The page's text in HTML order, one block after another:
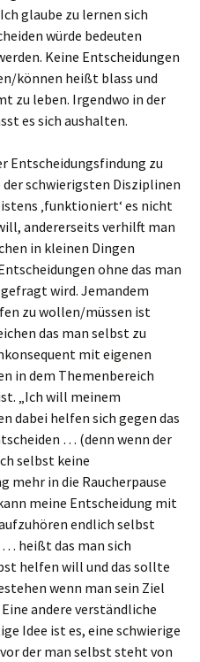
glaube zu lernen sich
würde bedeuten
Keine Entscheidungen
können heißt blass und
zu leben. Irgendwo in der
es sich aushalten.
Entscheidungsfindung zu
schwierigsten Disziplinen
‚funktioniert‘ es nicht
andererseits verhilft man
in kleinen Dingen
ohne das man
wird. Jemandem
zu wollen/müssen ist
das man selbst zu
mit eigenen
in dem Themenbereich
„Ich will meinem
dabei helfen sich gegen das
… (denn wenn der
selbst keine
mehr in die Raucherpause
meine Entscheidung mit
endlich selbst
… heißt das man sich
helfen will und das sollte
wenn man sein Ziel
andere verständliche
Idee ist es, eine schwierige
der man selbst steht von